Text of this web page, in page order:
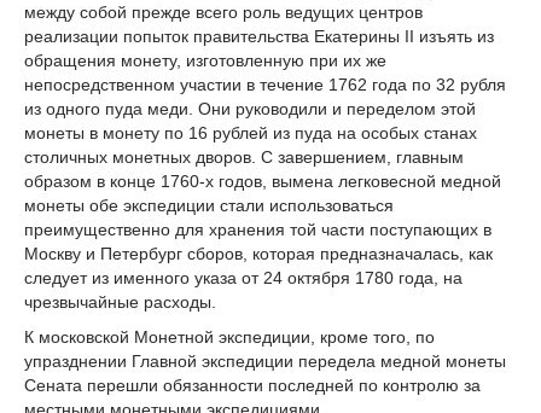
между собой прежде всего роль ведущих центров
реализации попыток правительства Екатерины II изъять из
обращения монету, изготовленную при их же
непосредственном участии в течение 1762 года по 32 рубля
из одного пуда меди. Они руководили и переделом этой
монеты в монету по 16 рублей из пуда на особых станах
столичных монетных дворов. С завершением, главным
образом в конце 1760-х годов, вымена легковесной медной
монеты обе экспедиции стали использоваться
преимущественно для хранения той части поступающих в
Москву и Петербург сборов, которая предназначалась, как
следует из именного указа от 24 октября 1780 года, на
чрезвычайные расходы.
К московской Монетной экспедиции, кроме того, по
упразднении Главной экспедиции передела медной монеты
Сената перешли обязанности последней по контролю за